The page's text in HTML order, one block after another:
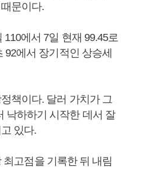
문이다.
에서 7일 현재 99.45로
에서 장기적인 상승세
책이다. 달러 가치가 그
낙하하기 시작한 데서 잘
있다.
고점을 기록한 뒤 내림